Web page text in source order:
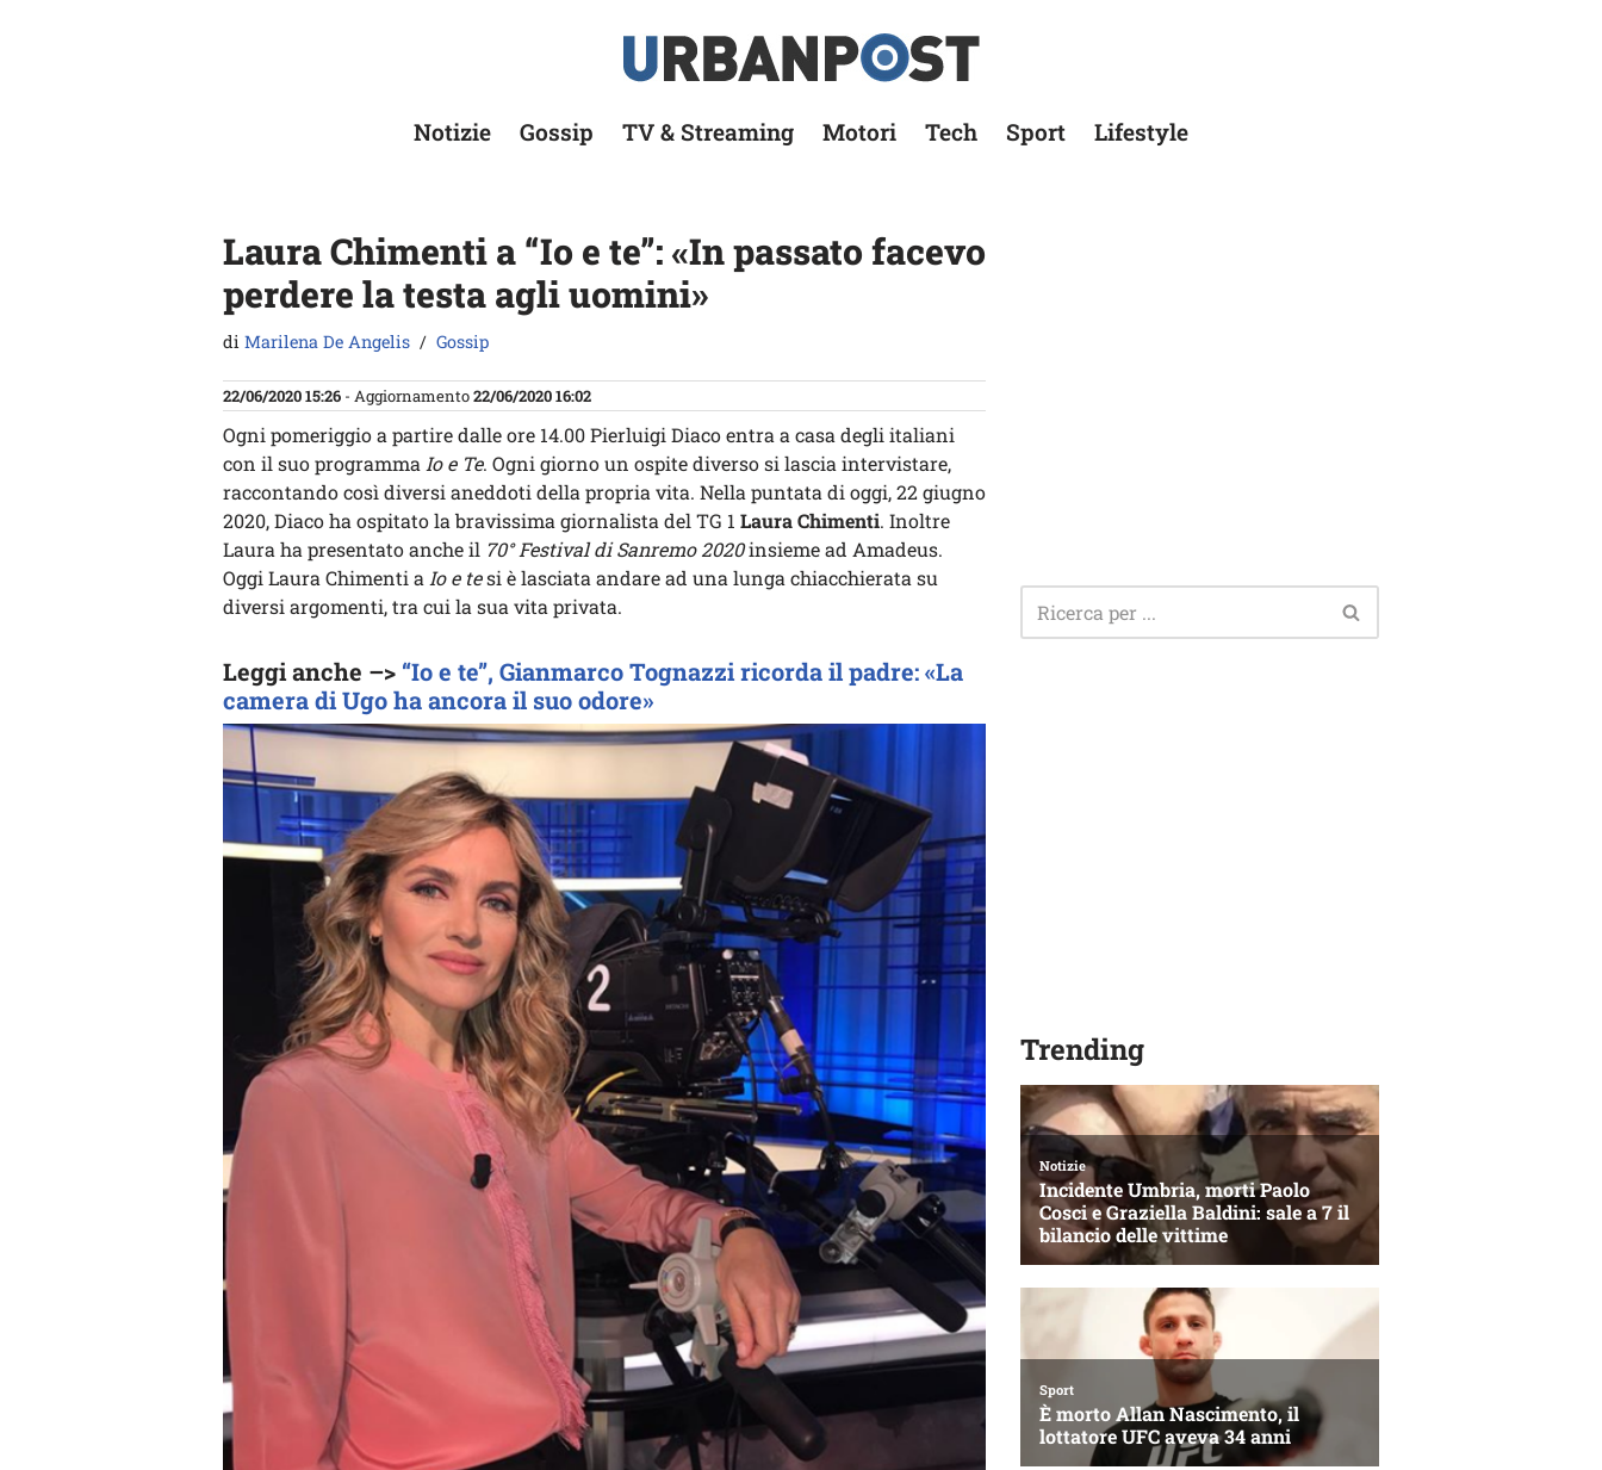
Notizie Gossip TV & Streaming Motori Tech Sport Lifestyle
Laura Chimenti a “Io e te”: «In passato facevo
perdere la testa agli uomini»
di Marilena De Angelis Gossip
22/06/2020 15:26 - Aggiornamento22/06/2020 16:02
Ogni pomeriggio a partire dalle ore 14.00 Pierluigi Diaco entra a casa degli italiani
con il suo programma Io e Te. Ogni giorno un ospite diverso si lascia intervistare,
raccontando così diversi aneddoti della propria vita. Nella puntata di oggi, 22 giugno
2020, Diaco ha ospitato la bravissima giornalista del TG 1 Laura Chimenti. Inoltre
Laura ha presentato anche il 70° Festival di Sanremo 2020insieme ad Amadeus.
Oggi Laura Chimenti a Io e tesi è lasciata andare ad una lunga chiacchierata su
diversi argomenti, tra cui la sua vita privata.
Leggi anche –> “Io e te”, Gianmarco Tognazzi ricorda il padre: «La
camera di Ugo ha ancora il suo odore»
Trending